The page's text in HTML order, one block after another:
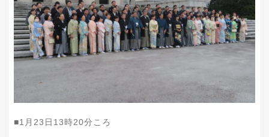
■1月23日13時20分ころ